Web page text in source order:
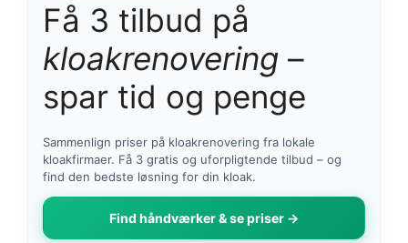
Få 3 tilbud på
kloakrenovering –
spar tid og penge
Sammenlign priser på kloakrenovering fra lokale
kloakfirmaer. Få 3 gratis og uforpligtende tilbud – og
find den bedste løsning for din kloak.
Find håndværker & se priser →
Gratis— Du forpligter dig ikke til noget